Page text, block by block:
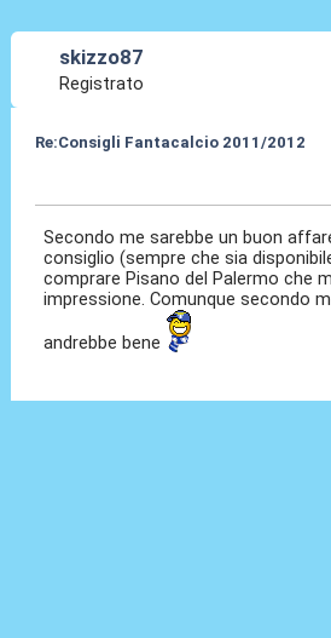
skizzo87
Registrato
Re:Consigli Fantacalcio 2011/2012
Secondo me sarebbe un buon
consiglio (sempre che sia
comprare Pisano del Palermo che
impressione. Comunque secondo
andrebbe bene